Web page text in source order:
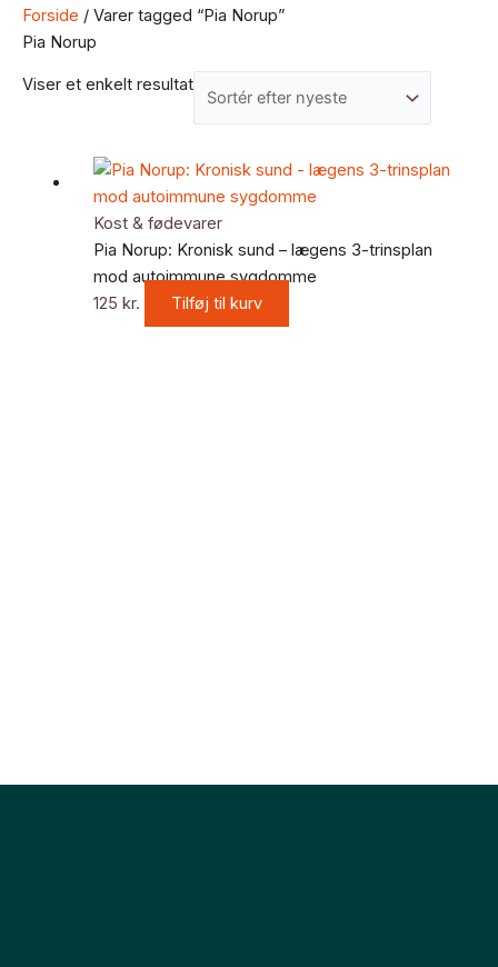
Forside / Varer tagged “Pia Norup”
Pia Norup
Viser et enkelt resultat
Kost & fødevarer
Pia Norup: Kronisk sund – lægens 3-trinsplan
mod autoimmune sygdomme
125 kr. Tilføj til kurv